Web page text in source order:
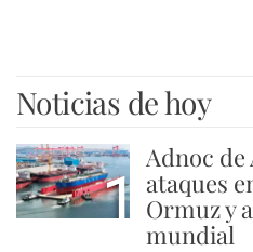
Noticias de hoy
1
Adnoc
ataques
Ormuz y
mundial